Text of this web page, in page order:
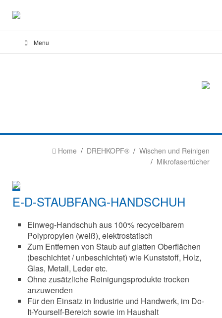
Menu
Home DREHKOPF®
Wischen und Reinigen
Mikrofasertücher
E-D-STAUBFANG-HANDSCHUH
Einweg-Handschuh aus 100% recycelbarem
Polypropylen (weiß), elektrostatisch
Zum Entfernen von Staub auf glatten Oberflächen
(beschichtet / unbeschichtet) wie Kunststoff, Holz,
Glas, Metall, Leder etc.
Ohne zusätzliche Reinigungsprodukte trocken
anzuwenden
Für den Einsatz in Industrie und Handwerk, im Do-
It-Yourself-Bereich sowie im Haushalt